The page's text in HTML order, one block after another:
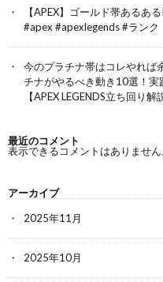
【APEX】ゴールド帯ある
#apex #apexlegends #ラン
今のプラチナ帯はコレやれば
チナがやるべき動き10選！実
【APEX LEGENDS立ち回り解
最近のコメント
表示できるコメントはありません
アーカイブ
2025年11月
2025年10月